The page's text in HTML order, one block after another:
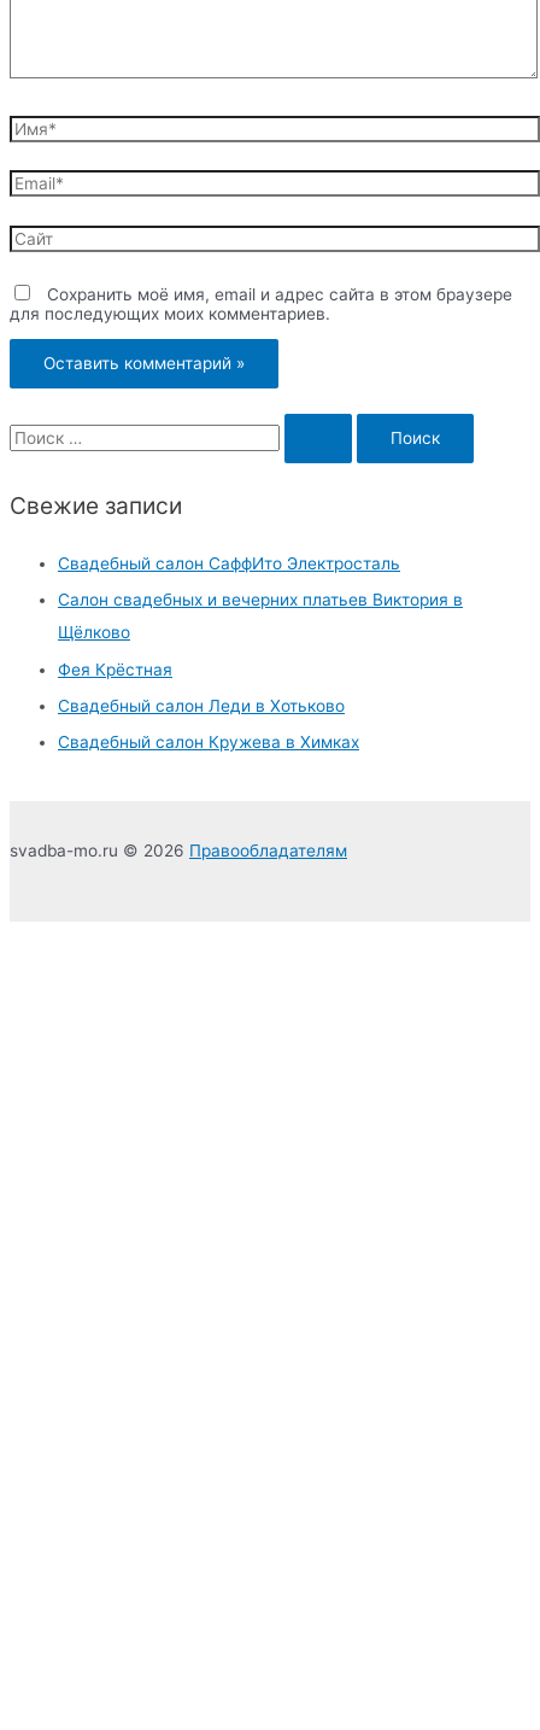
Имя*
Email*
Сайт
Сохранить моё имя, email и адрес сайта в этом браузере
для последующих моих комментариев.
S
a
Свежие записи
Свадебный салон СаффИто Электросталь
Салон свадебных и вечерних платьев Виктория в
Щёлково
Фея Крёстная
Свадебный салон Леди в Хотьково
Свадебный салон Кружева в Химках
svadba-mo.ru © 2026 Правообладателям